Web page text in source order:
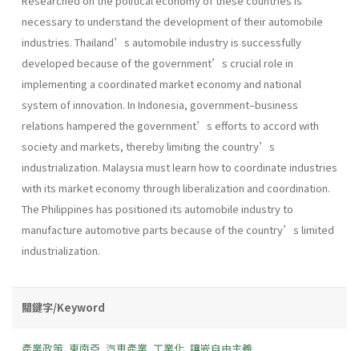
necessary to understand the development of their automobile
industries. Thailand’s automobile industry is successfully
developed because of the government’s crucial role in
implementing a coordinated market economy and national
system of innovation. In Indonesia, government–business
relations hampered the government’s efforts to accord with
society and markets, thereby limiting the country’s
industrialization. Malaysia must learn how to coordinate industries
with its market economy through liberalization and coordination.
The Philippines has positioned its automobile industry to
manufacture automotive parts because of the country’s limited
industrialization.
關鍵字/Keyword